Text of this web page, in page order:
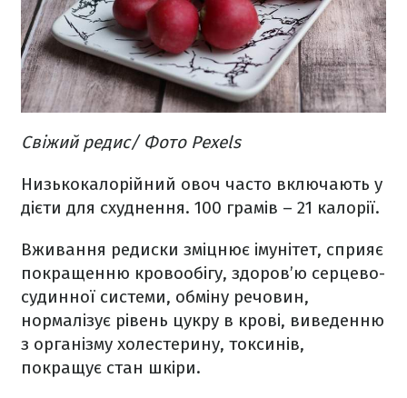
Свіжий редис/ Фото Рexels
Низькокалорійний овоч часто включають у
дієти для схуднення. 100 грамів – 21 калорії.
Вживання редиски зміцнює імунітет, сприяє
покращенню кровообігу, здоров’ю серцево-
судинної системи, обміну речовин,
нормалізує рівень цукру в крові, виведенню
з організму холестерину, токсинів,
покращує стан шкіри.